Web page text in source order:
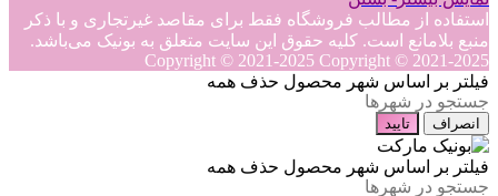
استفاده از مطالب فروشگاه فقط برای مقاصد غیرتجاری و با ذکر
منبع بلامانع است. کلیه حقوق این سایت متعلق به بونیک می‌باشد.
Copyright © 2021-2025 Copyright © 2021-2025
فیلتر بر اساس شهر محصول حذف همه
انصراف تایید
فیلتر بر اساس شهر محصول حذف همه